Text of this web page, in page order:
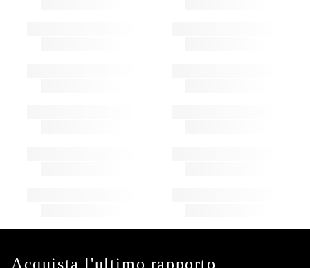
Acquista l'ultimo rapporto